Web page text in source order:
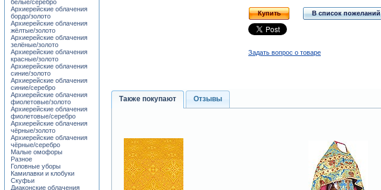
Купить В список пожеланий
Задать вопрос о товаре
Также покупают Отзывы
белые/серебро
Архиерейские облачения
бордо/золото
Архиерейские облачения
жёлтые/золото
Архиерейские облачения
зелёные/золото
Архиерейские облачения
красные/золото
Архиерейские облачения
синие/золото
Архиерейские облачения
синие/серебро
Архиерейские облачения
фиолетовые/золото
Архиерейские облачения
фиолетовые/серебро
Архиерейские облачения
чёрные/золото
Архиерейские облачения
чёрные/серебро
Малые омофоры
Разное
Головные уборы
Камилавки и клобуки
Скуфьи
Диаконские облачения